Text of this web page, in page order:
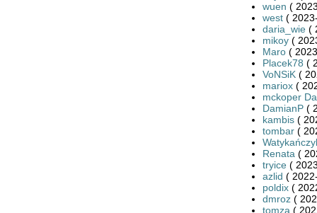
wuen (
west(
daria_wie(
mikoy(
Maro(
Placek78 (
VoNSiK(
mariox(
mckoper
DamianP(
kambis(
tombar(
Renata (
tryice(
azlid (
poldix(
dmroz(
tomza (